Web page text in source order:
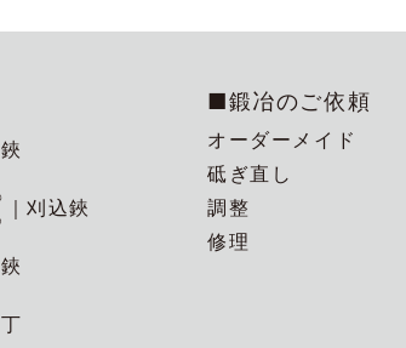
｜刈込鋏
■鍛冶のご依頼
オーダーメイド
砥ぎ直し
調整
修理